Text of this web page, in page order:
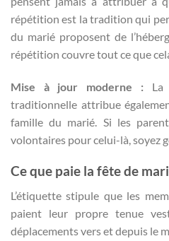
répétition est la tradition qui
du marié proposent de
répétition couvre tout ce que
Mise à jour moderne :La
traditionnelle attribue
famille du marié. Si les
volontaires pour celui-là, soyez
Ce que paie la fête de
L’étiquette stipule que les
paient leur propre tenue
déplacements vers et depuis le